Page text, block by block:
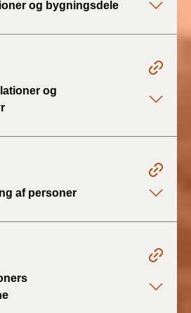
og bygningsdele
og
af personer